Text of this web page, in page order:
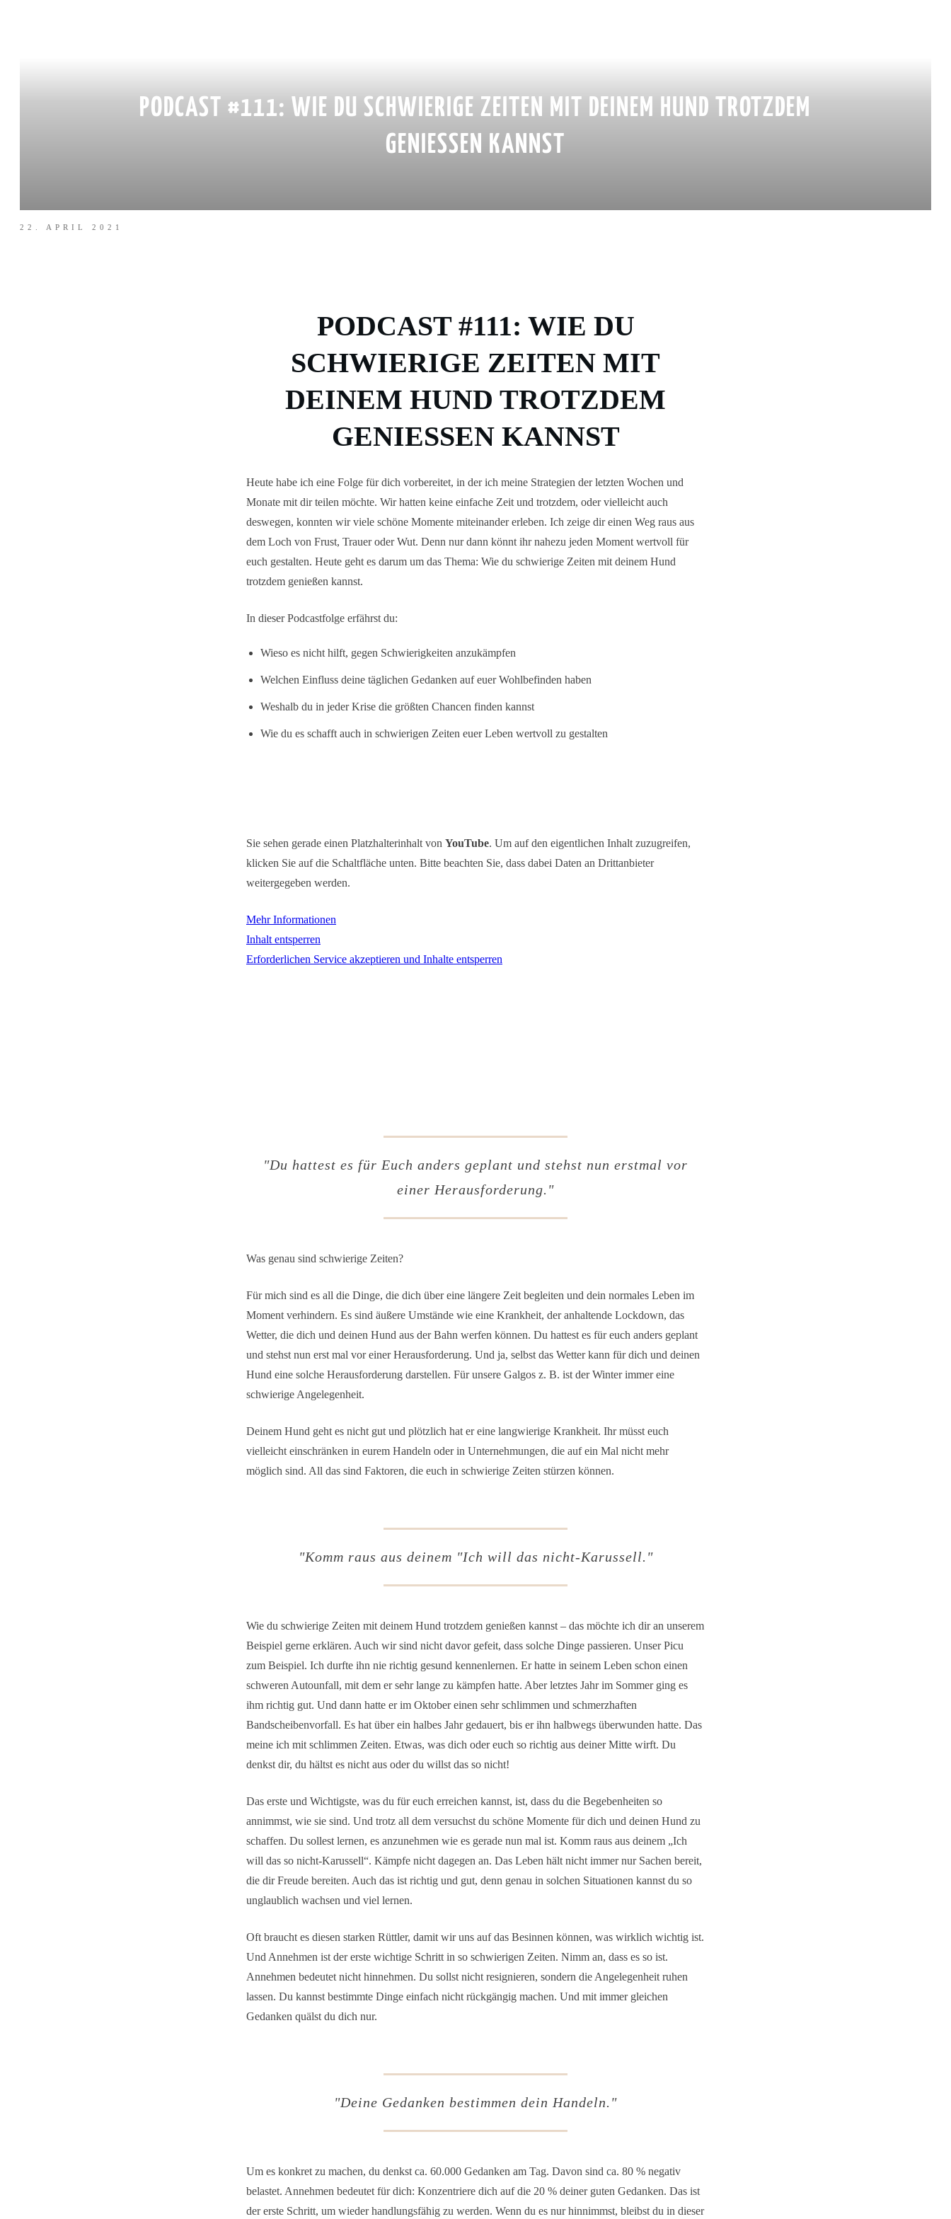
PODCAST #111: WIE DU SCHWIERIGE ZEITEN MIT DEINEM HUND TROTZDEM
GENIESSEN KANNST
22. APRIL 2021
PODCAST #111: WIE DU
SCHWIERIGE ZEITEN MIT
DEINEM HUND TROTZDEM
GENIESSEN KANNST
Heute habe ich eine Folge für dich vorbereitet, in der ich meine Strategien der letzten Wochen und
Monate mit dir teilen möchte. Wir hatten keine einfache Zeit und trotzdem, oder vielleicht auch
deswegen, konnten wir viele schöne Momente miteinander erleben. Ich zeige dir einen Weg raus aus
dem Loch von Frust, Trauer oder Wut. Denn nur dann könnt ihr nahezu jeden Moment wertvoll für
euch gestalten. Heute geht es darum um das Thema: Wie du schwierige Zeiten mit deinem Hund
trotzdem genießen kannst.
In dieser Podcastfolge erfährst du:
Wieso es nicht hilft, gegen Schwierigkeiten anzukämpfen
Welchen Einfluss deine täglichen Gedanken auf euer Wohlbefinden haben
Weshalb du in jeder Krise die größten Chancen finden kannst
Wie du es schafft auch in schwierigen Zeiten euer Leben wertvoll zu gestalten
Sie sehen gerade einen Platzhalterinhalt von YouTube. Um auf den eigentlichen Inhalt zuzugreifen,
klicken Sie auf die Schaltfläche unten. Bitte beachten Sie, dass dabei Daten an Drittanbieter
weitergegeben werden.
Mehr Informationen
Inhalt entsperren
Erforderlichen Service akzeptieren und Inhalte entsperren
"Du hattest es für Euch anders geplant und stehst nun erstmal vor
einer Herausforderung."
Was genau sind schwierige Zeiten?
Für mich sind es all die Dinge, die dich über eine längere Zeit begleiten und dein normales Leben im
Moment verhindern. Es sind äußere Umstände wie eine Krankheit, der anhaltende Lockdown, das
Wetter, die dich und deinen Hund aus der Bahn werfen können. Du hattest es für euch anders geplant
und stehst nun erst mal vor einer Herausforderung. Und ja, selbst das Wetter kann für dich und deinen
Hund eine solche Herausforderung darstellen. Für unsere Galgos z. B. ist der Winter immer eine
schwierige Angelegenheit.
Deinem Hund geht es nicht gut und plötzlich hat er eine langwierige Krankheit. Ihr müsst euch
vielleicht einschränken in eurem Handeln oder in Unternehmungen, die auf ein Mal nicht mehr
möglich sind. All das sind Faktoren, die euch in schwierige Zeiten stürzen können.
"Komm raus aus deinem "Ich will das nicht-Karussell."
Wie du schwierige Zeiten mit deinem Hund trotzdem genießen kannst – das möchte ich dir an unserem
Beispiel gerne erklären. Auch wir sind nicht davor gefeit, dass solche Dinge passieren. Unser Picu
zum Beispiel. Ich durfte ihn nie richtig gesund kennenlernen. Er hatte in seinem Leben schon einen
schweren Autounfall, mit dem er sehr lange zu kämpfen hatte. Aber letztes Jahr im Sommer ging es
ihm richtig gut. Und dann hatte er im Oktober einen sehr schlimmen und schmerzhaften
Bandscheibenvorfall. Es hat über ein halbes Jahr gedauert, bis er ihn halbwegs überwunden hatte. Das
meine ich mit schlimmen Zeiten. Etwas, was dich oder euch so richtig aus deiner Mitte wirft. Du
denkst dir, du hältst es nicht aus oder du willst das so nicht!
Das erste und Wichtigste, was du für euch erreichen kannst, ist, dass du die Begebenheiten so
annimmst, wie sie sind. Und trotz all dem versuchst du schöne Momente für dich und deinen Hund zu
schaffen. Du sollest lernen, es anzunehmen wie es gerade nun mal ist. Komm raus aus deinem „Ich
will das so nicht-Karussell“. Kämpfe nicht dagegen an. Das Leben hält nicht immer nur Sachen bereit,
die dir Freude bereiten. Auch das ist richtig und gut, denn genau in solchen Situationen kannst du so
unglaublich wachsen und viel lernen.
Oft braucht es diesen starken Rüttler, damit wir uns auf das Besinnen können, was wirklich wichtig ist.
Und Annehmen ist der erste wichtige Schritt in so schwierigen Zeiten. Nimm an, dass es so ist.
Annehmen bedeutet nicht hinnehmen. Du sollst nicht resignieren, sondern die Angelegenheit ruhen
lassen. Du kannst bestimmte Dinge einfach nicht rückgängig machen. Und mit immer gleichen
Gedanken quälst du dich nur.
"Deine Gedanken bestimmen dein Handeln."
Um es konkret zu machen, du denkst ca. 60.000 Gedanken am Tag. Davon sind ca. 80 % negativ
belastet. Annehmen bedeutet für dich: Konzentriere dich auf die 20 % deiner guten Gedanken. Das ist
der erste Schritt, um wieder handlungsfähig zu werden. Wenn du es nur hinnimmst, bleibst du in dieser